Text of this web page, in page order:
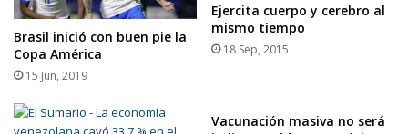
Brasil inició con buen pie la
Copa América
15 Jun, 2019
Ejercita cuerpo y cerebro al
mismo tiempo
18 Sep, 2015
Vacunación masiva no será